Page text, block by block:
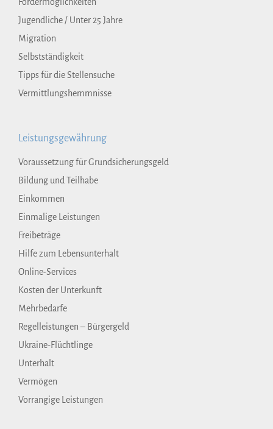
Jugendliche / Unter 25 Jahre
Migration
Selbstständigkeit
Tipps für die Stellensuche
Vermittlungshemmnisse
Leistungsgewährung
Voraussetzung für Grundsicherungsgeld
Bildung und Teilhabe
Einkommen
Einmalige Leistungen
Freibeträge
Hilfe zum Lebensunterhalt
Online-Services
Kosten der Unterkunft
Mehrbedarfe
Regelleistungen – Bürgergeld
Ukraine-Flüchtlinge
Unterhalt
Vermögen
Vorrangige Leistungen